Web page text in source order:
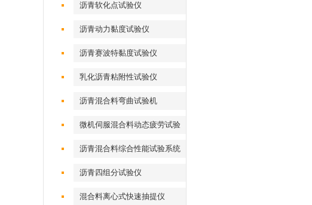
沥青软化点试验仪
沥青动力黏度试验仪
沥青赛波特黏度试验仪
乳化沥青粘附性试验仪
沥青混合料弯曲试验机
微机伺服混合料动态疲劳试验
机
沥青混合料综合性能试验系统
沥青四组分试验仪
混合料离心式快速抽提仪